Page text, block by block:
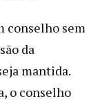
conselho sem
da
mantida.
o conselho